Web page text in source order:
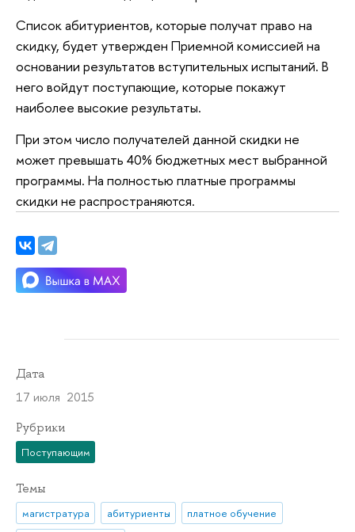
Список абитуриентов, которые получат право на
скидку, будет утвержден Приемной комиссией на
основании результатов вступительных испытаний. В
него войдут поступающие, которые покажут
наиболее высокие результаты.
При этом число получателей данной скидки не
может превышать 40% бюджетных мест выбранной
программы. На полностью платные программы
скидки не распространяются.
Дата
17 июля 2015
Рубрики
Поступающим
Темы
магистратура абитуриенты
платное обучение